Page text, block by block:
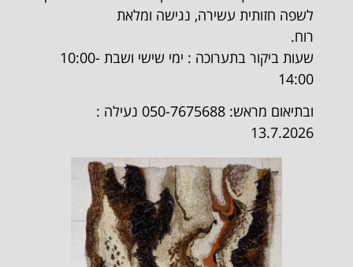
לשפה חזותית עשירה, נגישה ומלאת
רוח.
שעות ביקור בתערוכה : ימי שישי ושבת 10:00-
14:00
ובתיאום מראש: 050-7675688 נעילה :
13.7.2026